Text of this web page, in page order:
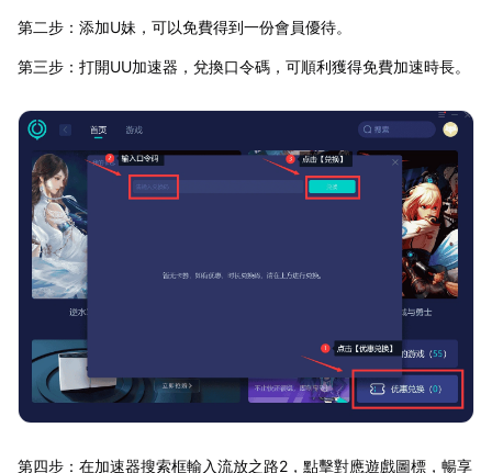
第二步：添加U妹，可以免費得到一份會員優待。
第三步：打開UU加速器，兌換口令碼，可順利獲得免費加速時長。
第四步：在加速器搜索框輸入流放之路2，點擊對應遊戲圖標，暢享